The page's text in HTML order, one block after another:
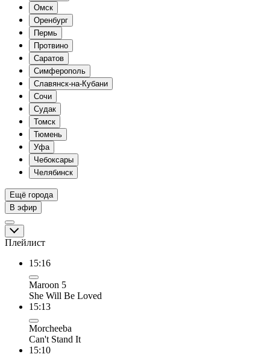
Омск
Оренбург
Пермь
Протвино
Саратов
Симферополь
Славянск-на-Кубани
Сочи
Судак
Томск
Тюмень
Уфа
Чебоксары
Челябинск
Ещё города
В эфир
Плейлист
15:16
Maroon 5
She Will Be Loved
15:13
Morcheeba
Can't Stand It
15:10